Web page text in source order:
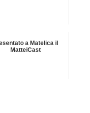
a Matelica il
MatteiCast